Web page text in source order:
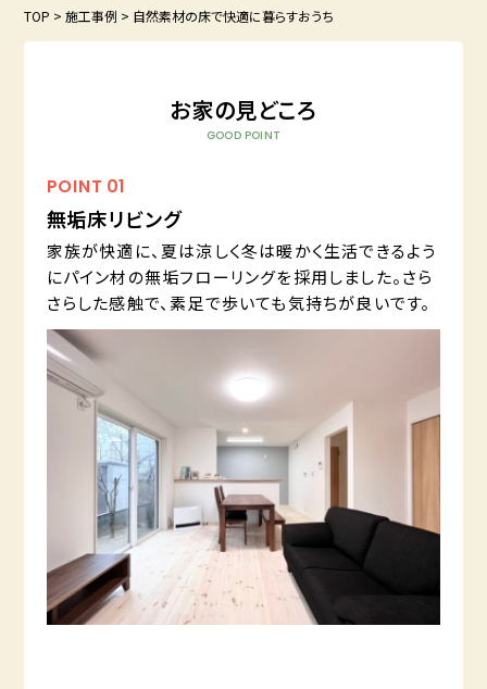
TOP >施工事例 > 自然素材の床で快適に暮らすおうち
お家の見どころ
GOOD POINT
POINT 01
無垢床リビング
家族が快適に、夏は涼しく冬は暖かく生活できるよう
にパイン材の無垢フローリングを採用しました。さら
さらした感触で、素足で歩いても気持ちが良いです。